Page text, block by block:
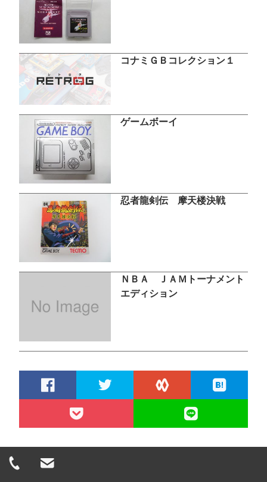
コナミＧＢコレクション１
ゲームボーイ
忍者龍剣伝 摩天楼決戦
ＮＢＡ ＪＡＭトーナメント
エディション